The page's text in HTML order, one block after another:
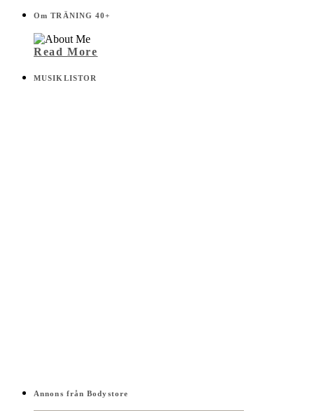
Om TRÄNING 40+
Read More
MUSIKLISTOR
Annons från Bodystore